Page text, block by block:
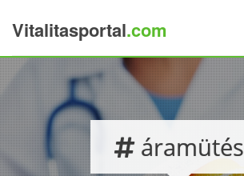
Vitalitasportal.com
áramütés
×